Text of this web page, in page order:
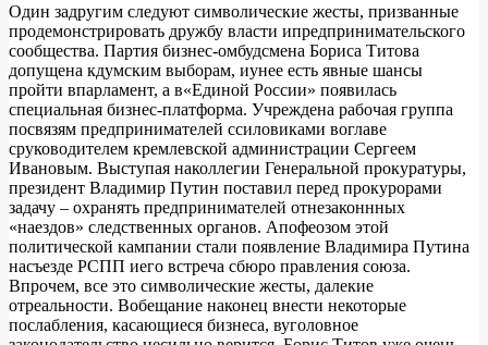
Один задругим следуют символические жесты, призванные
продемонстрировать дружбу власти ипредпринимательского
сообщества. Партия бизнес-омбудсмена Бориса Титова
допущена кдумским выборам, иунее есть явные шансы
пройти впарламент, а в«Единой России» появилась
специальная бизнес-платформа. Учреждена рабочая группа
посвязям предпринимателей ссиловиками воглаве
сруководителем кремлевской администрации Сергеем
Ивановым. Выступая наколлегии Генеральной прокуратуры,
президент Владимир Путин поставил перед прокурорами
задачу – охранять предпринимателей отнезаконнных
«наездов» следственных органов. Апофеозом этой
политической кампании стали появление Владимира Путина
насъезде РСПП иего встреча сбюро правления союза.
Впрочем, все это символические жесты, далекие
отреальности. Вобещание наконец внести некоторые
послабления, касающиеся бизнеса, вуголовное